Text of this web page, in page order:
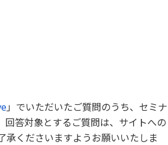
」でいただいたご質問のうち、セミナ
答対象とするご質問は、サイトへの
くださいますようお願いいたしま